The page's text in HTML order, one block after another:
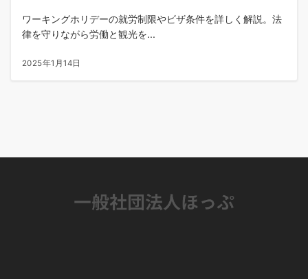
ワーキングホリデーの就労制限やビザ条件を詳しく解説。法
律を守りながら労働と観光を...
2025年1月14日